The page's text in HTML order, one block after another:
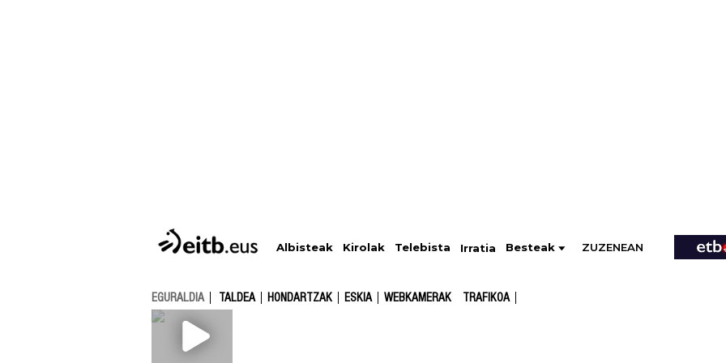
Albisteak Kirolak Telebista Irratia Besteak ZUZENEAN
EGURALDIA TALDEA HONDARTZAK ESKIA WEBKAMERAK TRAFIKOA